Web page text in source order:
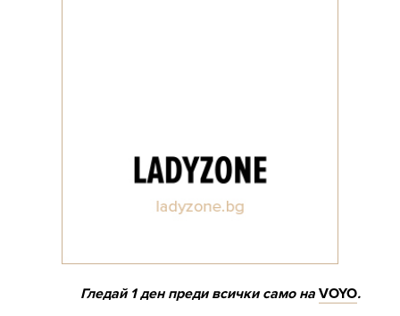
Гледай 1 ден преди всички само на VOYO.